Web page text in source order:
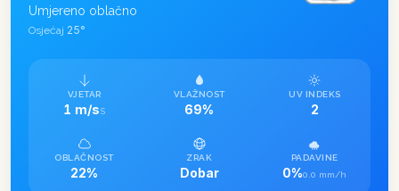
Umjereno oblačno
Osjećaj 25°
VJETAR
1 m/sS
VLAŽNOST
69%
UV INDEKS
2
OBLAČNOST
22%
ZRAK
Dobar
PADAVINE
0%0.0 mm/h